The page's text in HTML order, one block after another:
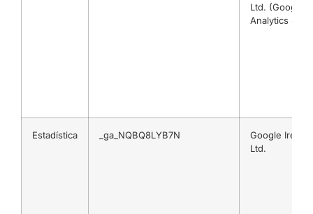
Ltd. (Google
Analytics 4)
Estadística _ga_NQBQ8LYB7N
Google Ireland
Ltd.